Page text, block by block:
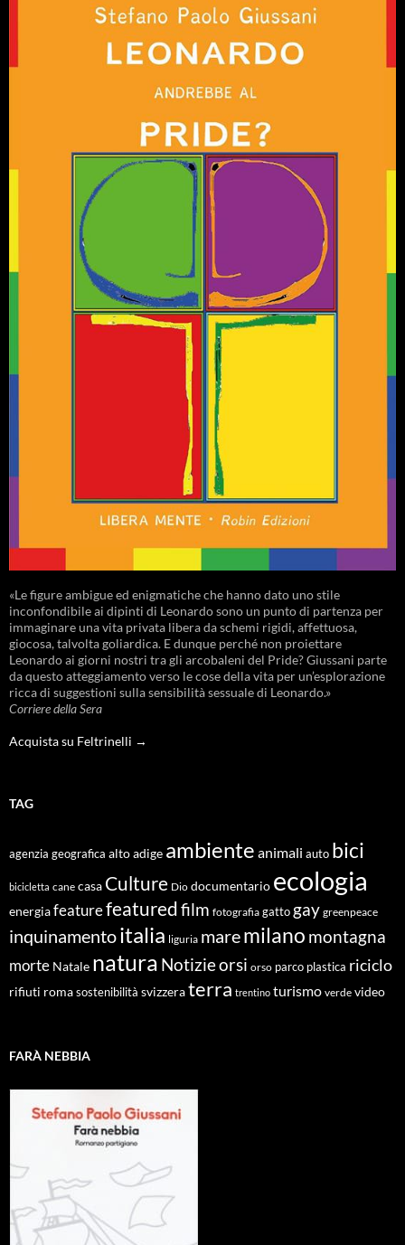
«Le figure ambigue ed enigmatiche che hanno dato uno stile
inconfondibile ai dipinti di Leonardo sono un punto di partenza per
immaginare una vita privata libera da schemi rigidi, affettuosa,
giocosa, talvolta goliardica. E dunque perché non proiettare
Leonardo ai giorni nostri tra gli arcobaleni del Pride? Giussani parte
da questo atteggiamento verso le cose della vita per un’esplorazione
ricca di suggestioni sulla sensibilità sessuale di Leonardo.»
Corriere della Sera
Acquista su Feltrinelli →
TAG
agenzia geografica alto adige ambiente animali auto bici
bicicletta cane casa Culture Dio documentario ecologia
energiafeaturefeaturedfilm fotografia gatto gay greenpeace
inquinamentoitalia liguria maremilano montagna
morte Natale natura Notizieorsi orso parco plastica riciclo
rifiuti roma sostenibilità svizzeraterra trentino turismo verde video
FARÀ NEBBIA